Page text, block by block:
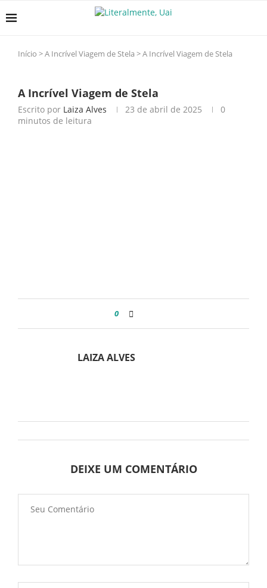
Início >A Incrível Viagem de Stela >A Incrível Viagem de Stela
A Incrível Viagem de Stela
Escrito por Laiza Alves 23 de abril de 2025
0
minutos de leitura
0
LAIZA ALVES
DEIXE UM COMENTÁRIO